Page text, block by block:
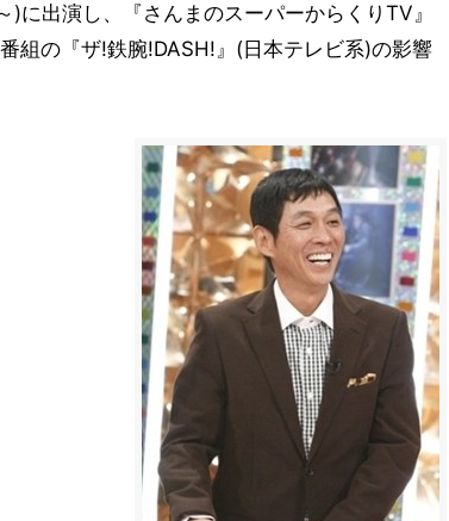
出演し、『さんまのスーパーからくりTV』
組の『ザ!鉄腕!DASH!』(日本テレビ系)の影響